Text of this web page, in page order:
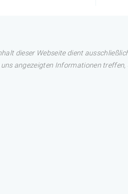
dieser Webseite dient
angezeigten Informationen